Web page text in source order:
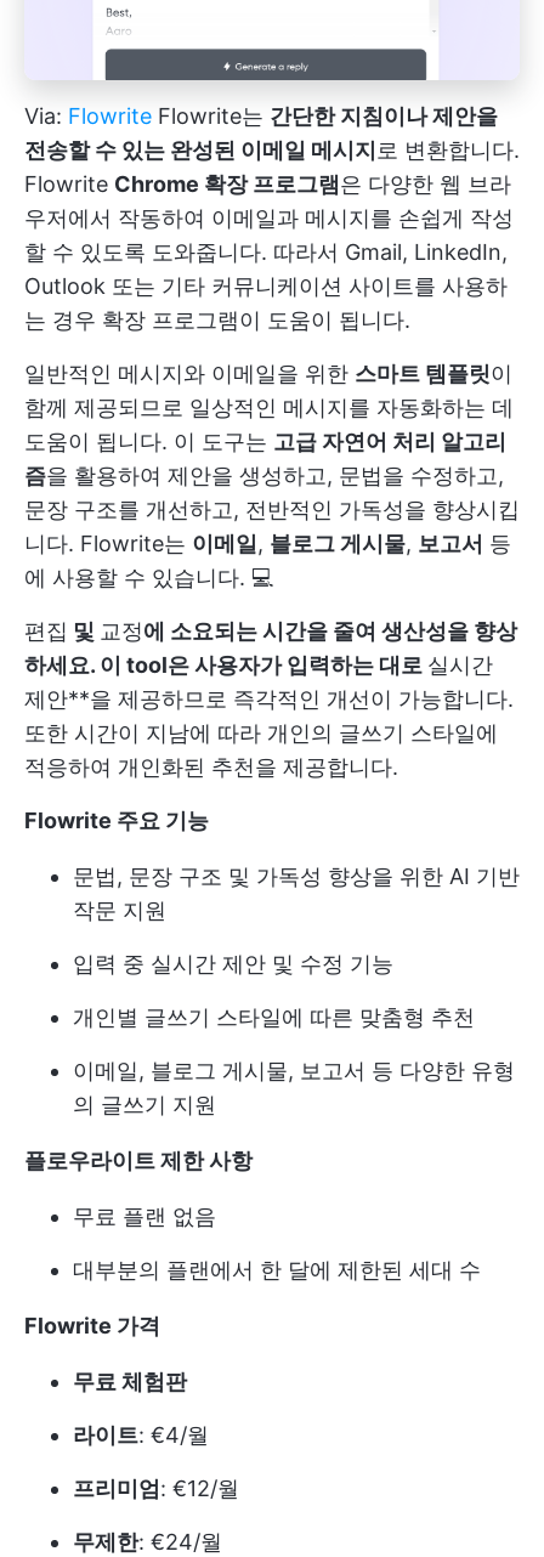
Via: Flowrite Flowrite는 간단한 지침이나 제안을
전송할 수 있는 완성된 이메일 메시지 로 변환합니다.
Flowrite Chrome 확장 프로그램은 다양한 웹 브라
우저에서 작동하여 이메일과 메시지를 손쉽게 작성
할 수 있도록 도와줍니다. 따라서 Gmail, LinkedIn,
Outlook 또는 기타 커뮤니케이션 사이트를 사용하
는 경우 확장 프로그램이 도움이 됩니다.
일반적인 메시지와 이메일을 위한 스마트 템플릿이
함께 제공되므로 일상적인 메시지를 자동화하는 데
도움이 됩니다. 이 도구는 고급 자연어 처리 알고리
즘을 활용하여 제안을 생성하고, 문법을 수정하고,
문장 구조를 개선하고, 전반적인 가독성을 향상시킵
니다. Flowrite는 이메일, 블로그 게시물, 보고서 등
에 사용할 수 있습니다. 💻
편집 및 교정에 소요되는 시간을 줄여 생산성을 향상
하세요. 이 tool은 사용자가 입력하는 대로 실시간
제안**을 제공하므로 즉각적인 개선이 가능합니다.
또한 시간이 지남에 따라 개인의 글쓰기 스타일에
적응하여 개인화된 추천을 제공합니다.
Flowrite 주요 기능
문법, 문장 구조 및 가독성 향상을 위한 AI 기반
작문 지원
입력 중 실시간 제안 및 수정 기능
개인별 글쓰기 스타일에 따른 맞춤형 추천
이메일, 블로그 게시물, 보고서 등 다양한 유형
의 글쓰기 지원
플로우라이트 제한 사항
무료 플랜 없음
대부분의 플랜에서 한 달에 제한된 세대 수
Flowrite 가격
무료 체험판
라이트: €4/월
프리미엄 : €12/월
무제한: €24/월